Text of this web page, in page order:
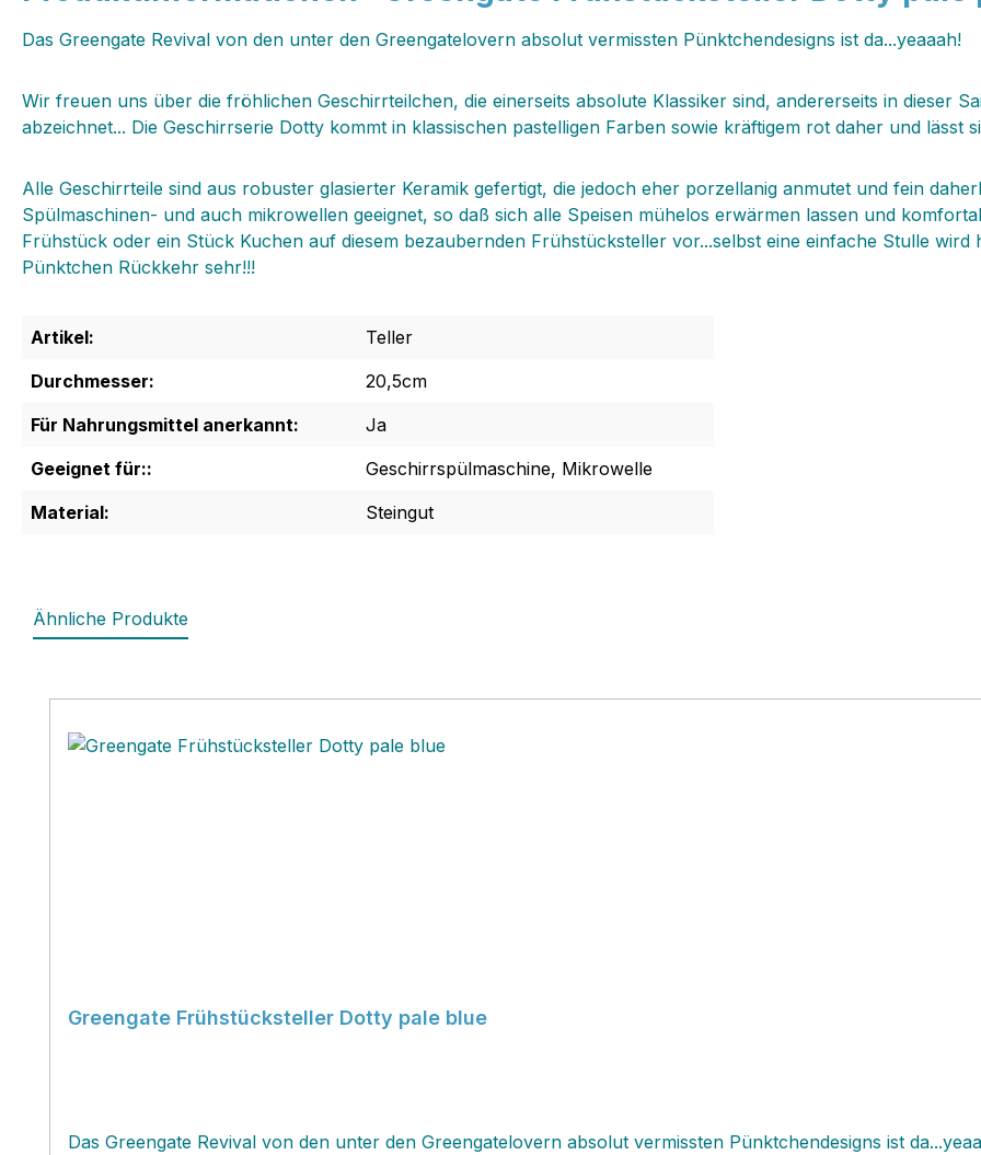
Das Greengate Revival von den unter den Greengatelovern absolut vermissten Pünktchendesigns ist da...yeaaah!
Wir freuen uns über die fröhlichen Geschirrteilchen, die einerseits absolute Klassiker sind, andererseits in dieser
abzeichnet... Die Geschirrserie Dotty kommt in klassischen pastelligen Farben sowie kräftigem rot daher und lässt
Alle Geschirrteile sind aus robuster glasierter Keramik gefertigt, die jedoch eher porzellanig anmutet und fein
Spülmaschinen- und auch mikrowellen geeignet, so daß sich alle Speisen mühelos erwärmen lassen und
Frühstück oder ein Stück Kuchen auf diesem bezaubernden Frühstücksteller vor...selbst eine einfache Stulle
Pünktchen Rückkehr sehr!!!
Artikel:
Teller
Durchmesser:
20,5cm
Für Nahrungsmittel anerkannt:
Ja
Geeignet für::
Geschirrspülmaschine, Mikrowelle
Material:
Steingut
Ähnliche Produkte
Greengate Frühstücksteller Dotty pale blue
Das Greengate Revival von den unter den Greengatelovern absolut vermissten Pünktchendesigns ist